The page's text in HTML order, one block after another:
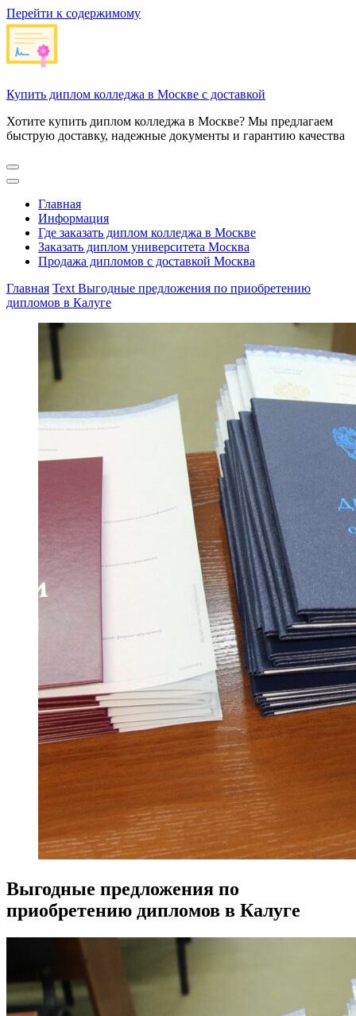
Перейти к содержимому
Купить диплом колледжа в Москве с доставкой
Хотите купить диплом колледжа в Москве? Мы предлагаем
быструю доставку, надежные документы и гарантию качества
Главная
Информация
Где заказать диплом колледжа в Москве
Заказать диплом университета Москва
Продажа дипломов с доставкой Москва
Главная Text Выгодные предложения по приобретению
дипломов в Калуге
Выгодные предложения по
приобретению дипломов в Калуге